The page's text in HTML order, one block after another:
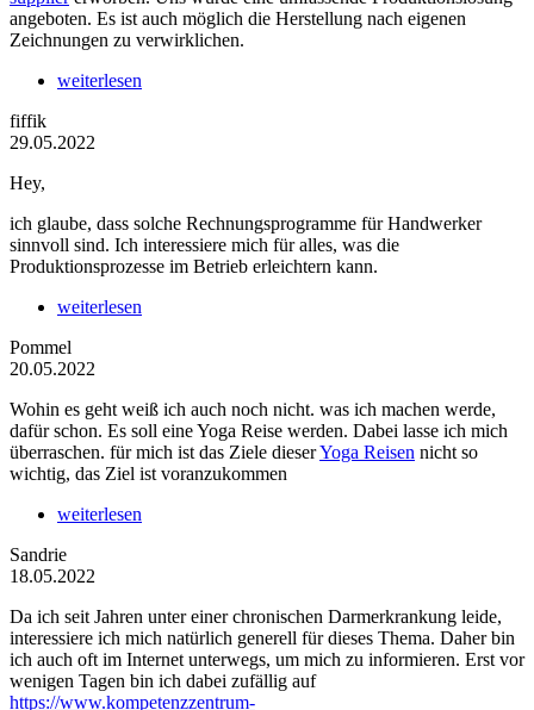
angeboten. Es ist auch möglich die Herstellung nach eigenen
Zeichnungen zu verwirklichen.
weiterlesen
fiffik
29.05.2022
Hey,
ich glaube, dass solche Rechnungsprogramme für Handwerker
sinnvoll sind. Ich interessiere mich für alles, was die
Produktionsprozesse im Betrieb erleichtern kann.
weiterlesen
Pommel
20.05.2022
Wohin es geht weiß ich auch noch nicht. was ich machen werde,
dafür schon. Es soll eine Yoga Reise werden. Dabei lasse ich mich
überraschen. für mich ist das Ziele dieserYoga Reisen nicht so
wichtig, das Ziel ist voranzukommen
weiterlesen
Sandrie
18.05.2022
Da ich seit Jahren unter einer chronischen Darmerkrankung leide,
interessiere ich mich natürlich generell für dieses Thema. Daher bin
ich auch oft im Internet unterwegs, um mich zu informieren. Erst vor
wenigen Tagen bin ich dabei zufällig auf
https://www.kompetenzzentrum-